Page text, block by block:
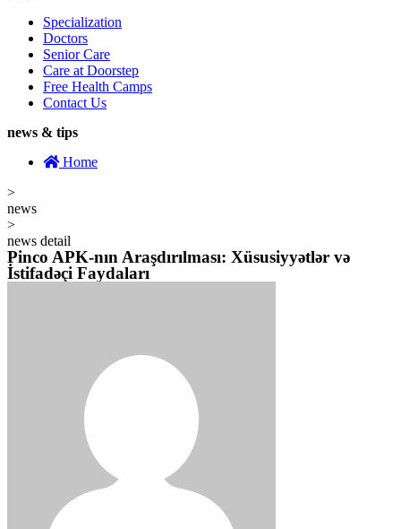
Specialization
Doctors
Senior Care
Care at Doorstep
Free Health Camps
Contact Us
news & tips
Home
>
news
>
news detail
Pinco APK-nın Araşdırılması: Xüsusiyyətlər və
İstifadəçi Faydaları